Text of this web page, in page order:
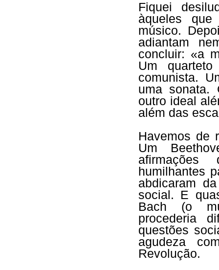
Fiquei
àqueles
músico.
adiantam
concluir: «a
Um
comunista.
uma sonata.
outro ideal
além das
Havemos de
Um
afirmações
humilhantes
abdicaram
social. E
Bach (o
procederia
questões
agudeza
Revolução.